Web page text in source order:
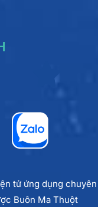
tử ứng dụng
Buôn Ma Thuột